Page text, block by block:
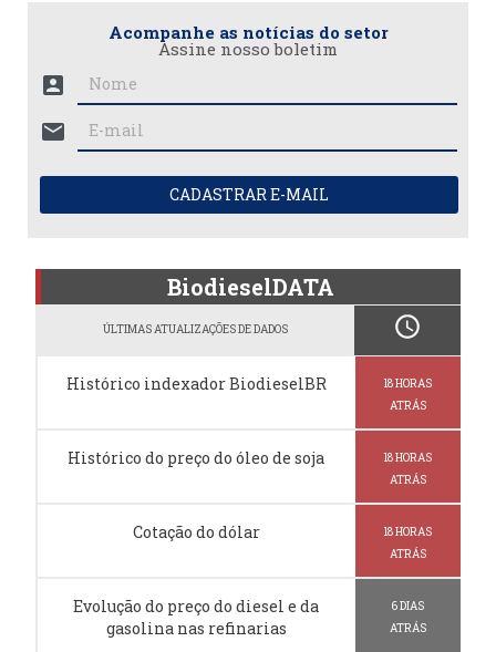
Acompanhe as notícias do setor
Assine nosso boletim
account_box
mail
CADASTRAR E-MAIL
BiodieselDATA
ÚLTIMAS ATUALIZAÇÕES DE DADOS schedule
Histórico indexador BiodieselBR
18 HORAS
ATRÁS
Histórico do preço do óleo de soja
18 HORAS
ATRÁS
Cotação do dólar
18 HORAS
ATRÁS
Evolução do preço do diesel e da
gasolina nas refinarias
6 DIAS
ATRÁS